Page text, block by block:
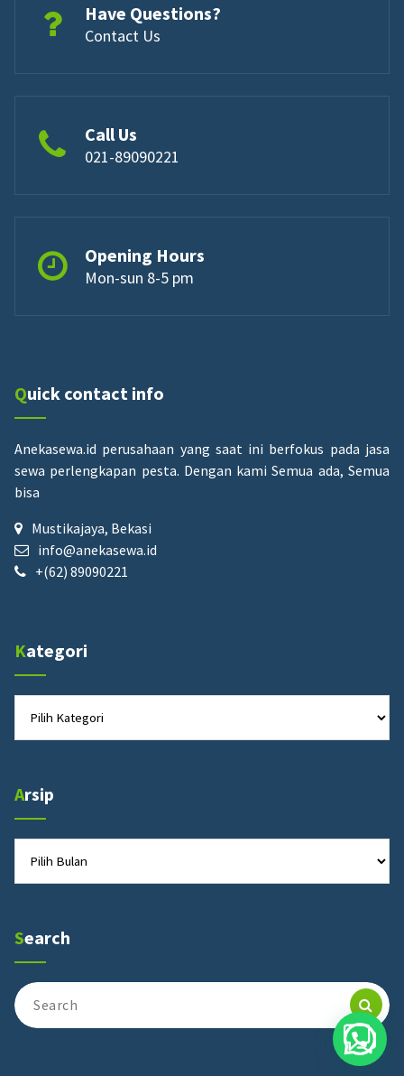
Have Questions?
Contact Us
Call Us
021-89090221
Opening Hours
Mon-sun 8-5 pm
Quick contact info
Anekasewa.id perusahaan yang saat ini berfokus pada jasa
sewa perlengkapan pesta. Dengan kami Semua ada, Semua
bisa
Mustikajaya, Bekasi
info@anekasewa.id
+(62) 89090221
Kategori
Arsip
Search
Search
for: